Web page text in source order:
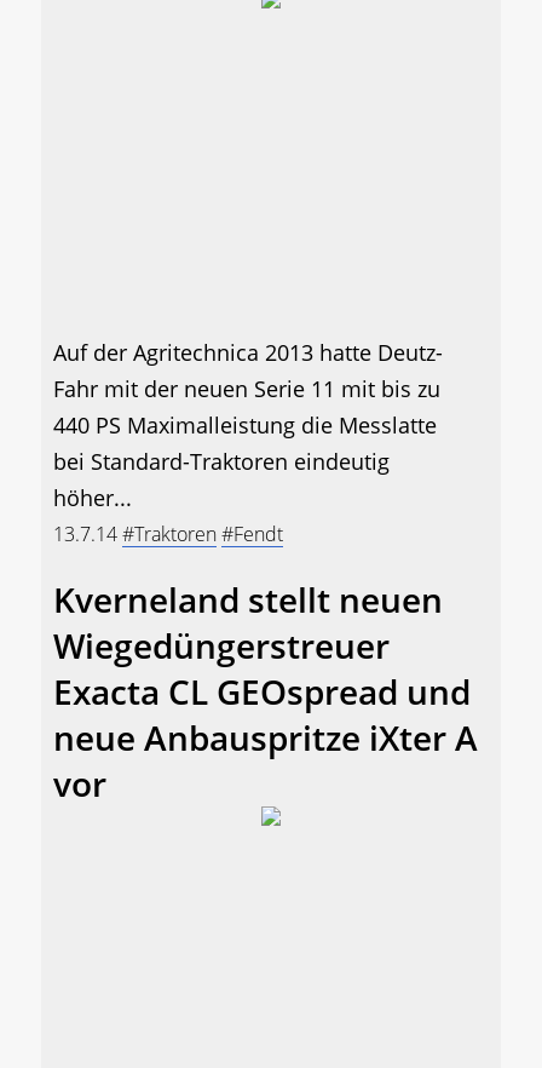
Auf der Agritechnica 2013 hatte Deutz-
Fahr mit der neuen Serie 11 mit bis zu
440 PS Maximalleistung die Messlatte
bei Standard-Traktoren eindeutig
höher...
13.7.14#Traktoren#Fendt
Kverneland stellt neuen
Wiegedüngerstreuer
Exacta CL GEOspread und
neue Anbauspritze iXter A
vor